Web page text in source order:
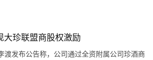
大珍联盟商股权激励
渡发布公告称，公司通过全资附属公司珍酒商